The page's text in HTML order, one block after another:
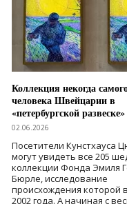
Коллекция некогда
человека Швейцарии в
«петербургской развеске»
02.06.2026
Посетители Кунстхауса
могут увидеть все 205
коллекции Фонда Эмиля
Бюрле, исследование
происхождения которой
2002 года. А начиная с